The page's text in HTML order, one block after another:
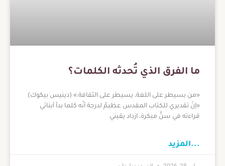
ما الفرق الذي تُحدثه الكلمات؟
«من يسيطر على اللغة، يسيطر على الثقافة.» (دينيس بيكوك)
«إنّ تقديري للكتاب المقدس عظيمٌ لدرجة أنّه كلما بدأ أبنائي
قراءته في سنٍّ مبكرة، ازداد يقيني
...المزيد